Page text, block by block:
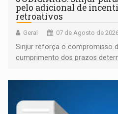
pelo adicional de
retroativos
Geral 07 de Agosto de
Sinjur reforça o compromisso
cumprimento dos prazos